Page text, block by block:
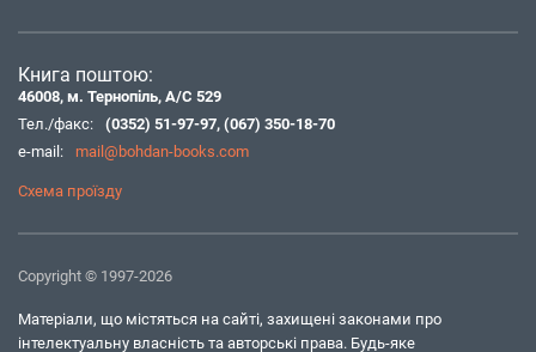
Книга поштою:
46008, м. Тернопіль, А/С 529
Тел./факс:
(0352) 51-97-97, (067) 350-18-70
e-mail:
mail@bohdan-books.com
Схема проїзду
Copyright © 1997-2026
Матеріали, що містяться на сайті, захищені законами про
інтелектуальну власність та авторські права. Будь-яке